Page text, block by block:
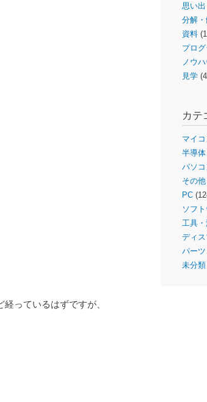
っているはずですが、
思い
分解
資料
プロ
ノウ
見学
カテ
マイコ
半導体
パソコ
その他
PC
ソフ
工具
ディ
パーツ
未分類